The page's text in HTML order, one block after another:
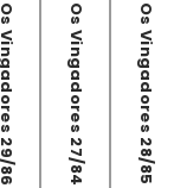
29/86 Os Vingadores 27/84 Os Vingadores 28/85